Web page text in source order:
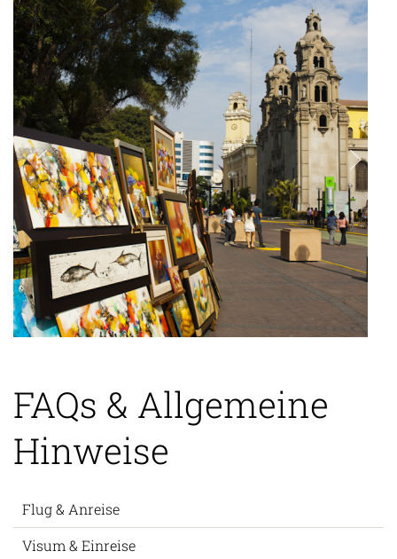
FAQs & Allgemeine
Hinweise
Flug & Anreise
Visum & Einreise